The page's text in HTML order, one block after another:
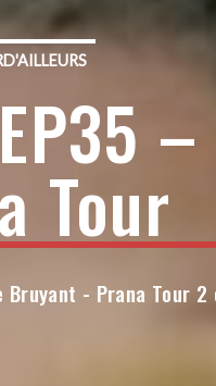
Tour
Bruyant - Prana Tour